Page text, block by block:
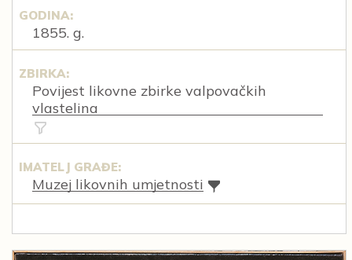
GODINA:
1855. g.
ZBIRKA:
Povijest likovne zbirke valpovačkih
vlastelina
IMATELJ GRAĐE:
Muzej likovnih umjetnosti